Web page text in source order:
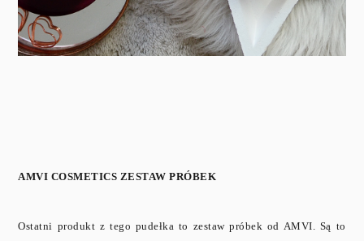
AMVI COSMETICS ZESTAW PRÓBEK
Ostatni produkt z tego pudełka to zestaw próbek od AMVI. Są to